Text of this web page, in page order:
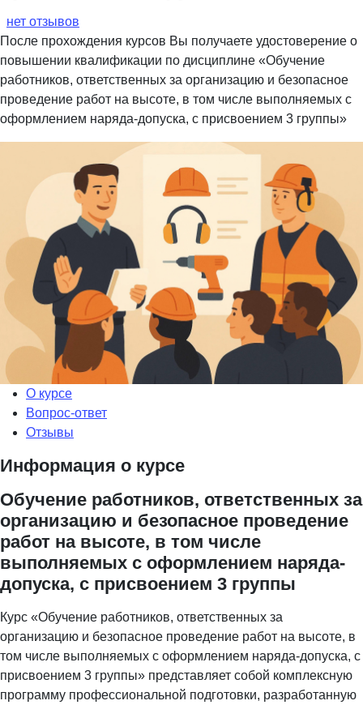
нет отзывов
После прохождения курсов Вы получаете удостоверение о
повышении квалификации по дисциплине «Обучение
работников, ответственных за организацию и безопасное
проведение работ на высоте, в том числе выполняемых с
оформлением наряда-допуска, с присвоением 3 группы»
О курсе
Вопрос-ответ
Отзывы
Информация о курсе
Обучение работников, ответственных за
организацию и безопасное проведение
работ на высоте, в том числе
выполняемых с оформлением наряда-
допуска, с присвоением 3 группы
Курс «Обучение работников, ответственных за
организацию и безопасное проведение работ на высоте, в
том числе выполняемых с оформлением наряда-допуска, с
присвоением 3 группы» представляет собой комплексную
программу профессиональной подготовки, разработанную